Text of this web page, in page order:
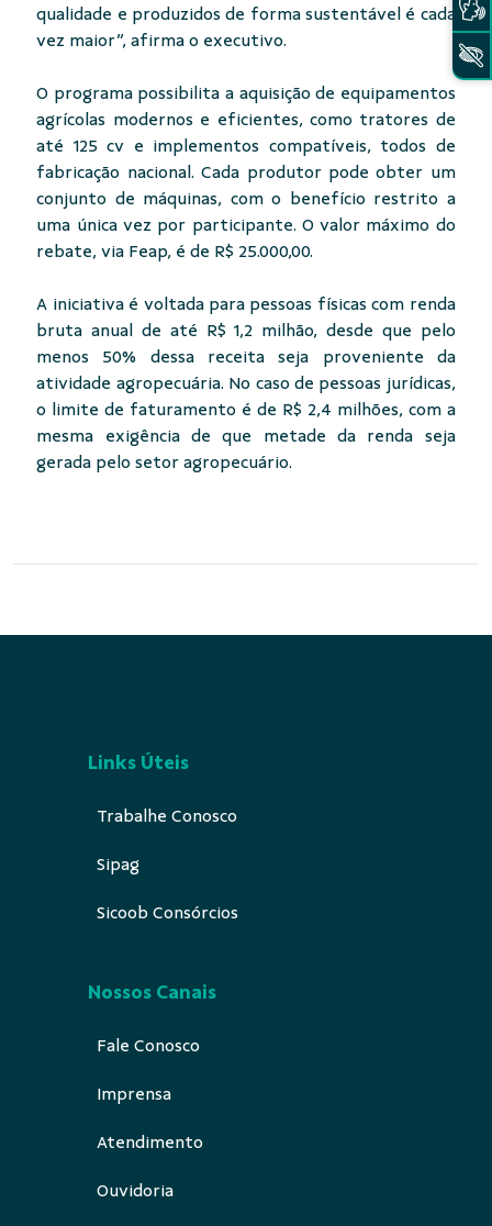
qualidade e produzidos de forma sustentável é cada
vez maior”, afirma o executivo.
O programa possibilita a aquisição de equipamentos
agrícolas modernos e eficientes, como tratores de
até 125 cv e implementos compatíveis, todos de
fabricação nacional. Cada produtor pode obter um
conjunto de máquinas, com o benefício restrito a
uma única vez por participante. O valor máximo do
rebate, via Feap, é de R$ 25.000,00.
A iniciativa é voltada para pessoas físicas com renda
bruta anual de até R$ 1,2 milhão, desde que pelo
menos 50% dessa receita seja proveniente da
atividade agropecuária. No caso de pessoas jurídicas,
o limite de faturamento é de R$ 2,4 milhões, com a
mesma exigência de que metade da renda seja
gerada pelo setor agropecuário.
Links Úteis
Trabalhe Conosco
Sipag
Sicoob Consórcios
Nossos Canais
Fale Conosco
Imprensa
Atendimento
Ouvidoria